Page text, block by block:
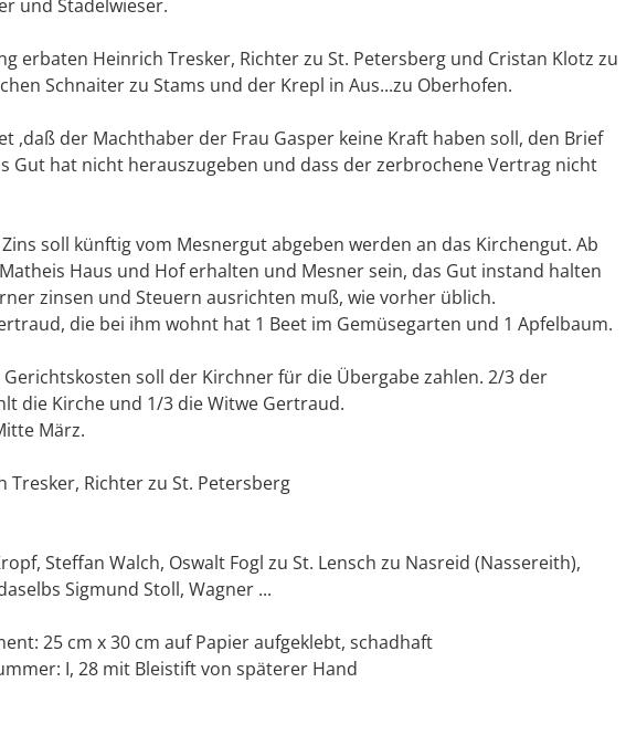
und Stadelwieser.
erbaten Heinrich Tresker, Richter zu St. Petersberg und Cristan Klotz zu
Schnaiter zu Stams und der Krepl in Aus...zu Oberhofen.
,daß der Machthaber der Frau Gasper keine Kraft haben soll, den Brief
Gut hat nicht herauszugeben und dass der zerbrochene Vertrag nicht
soll künftig vom Mesnergut abgeben werden an das Kirchengut. Ab
Haus und Hof erhalten und Mesner sein, das Gut instand halten
zinsen und Steuern ausrichten muß, wie vorher üblich.
die bei ihm wohnt hat 1 Beet im Gemüsegarten und 1 Apfelbaum.
soll der Kirchner für die Übergabe zahlen. 2/3 der
die Kirche und 1/3 die Witwe Gertraud.
März.
Tresker, Richter zu St. Petersberg
Steffan Walch, Oswalt Fogl zu St. Lensch zu Nasreid (Nassereith),
Sigmund Stoll, Wagner ...
25 cm x 30 cm auf Papier aufgeklebt, schadhaft
I, 28 mit Bleistift von späterer Hand